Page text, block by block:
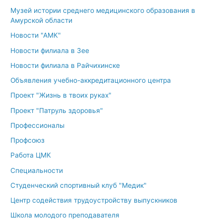
Музей истории среднего медицинского образования в
Амурской области
Новости "АМК"
Новости филиала в Зее
Новости филиала в Райчихинске
Объявления учебно-аккредитационного центра
Проект "Жизнь в твоих руках"
Проект "Патруль здоровья"
Профессионалы
Профсоюз
Работа ЦМК
Специальности
Студенческий спортивный клуб "Медик"
Центр содействия трудоустройству выпускников
Школа молодого преподавателя